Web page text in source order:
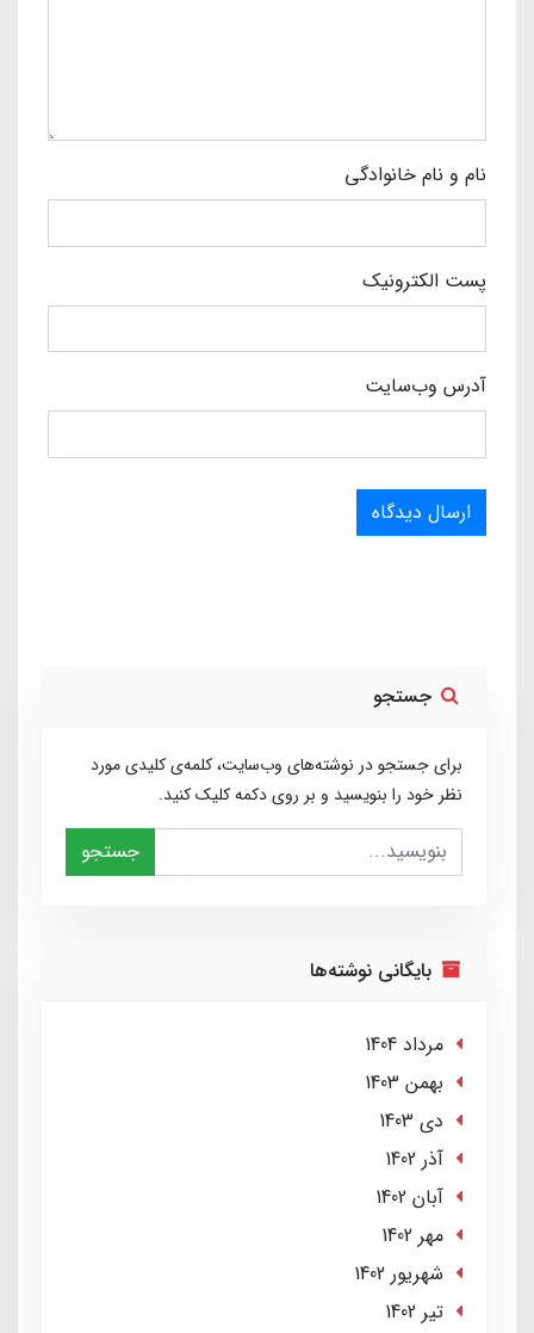
نام و نام خانوادگی
پست الکترونیک
آدرس وب‌سایت
ارسال دیدگاه
جستجو
برای جستجو در نوشته‌های وب‌سایت، کلمه‌ی کلیدی مورد
نظر خود را بنویسید و بر روی دکمه کلیک کنید.
جستجو
بایگانی نوشته‌ها
مرداد 1404
بهمن 1403
دی 1403
آذر 1402
آبان 1402
مهر 1402
شهریور 1402
تير 1402